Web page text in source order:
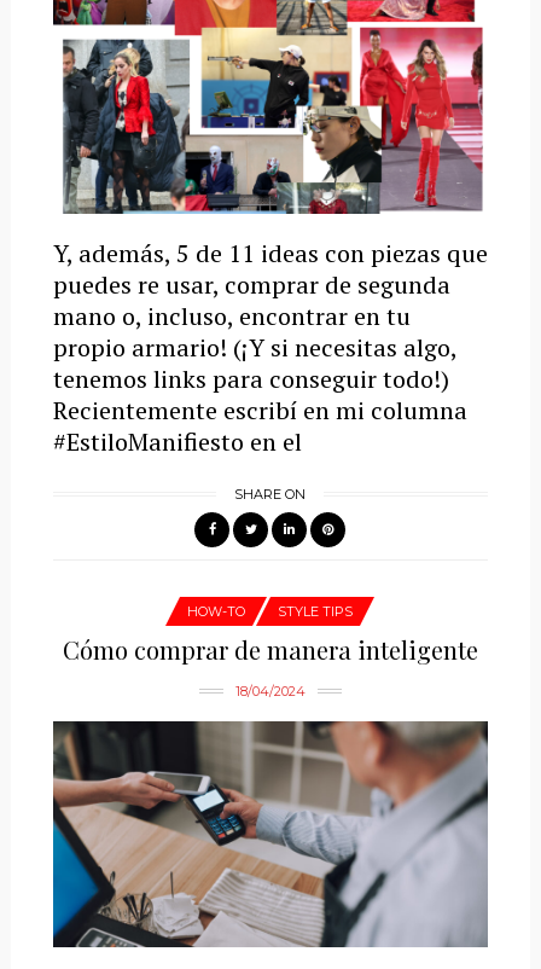
Y, además, 5 de 11 ideas con piezas que
puedes re usar, comprar de segunda
mano o, incluso, encontrar en tu
propio armario! (¡Y si necesitas algo,
tenemos links para conseguir todo!)
Recientemente escribí en mi columna
#EstiloManifiesto en el
SHARE ON
HOW-TO STYLE TIPS
Cómo comprar de manera inteligente
18/04/2024